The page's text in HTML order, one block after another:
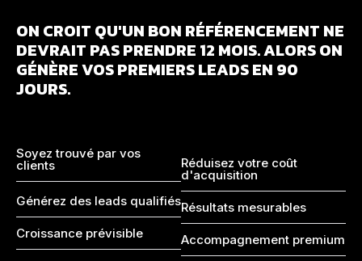
ON CROIT QU'UN BON RÉFÉRENCEMENT NE
DEVRAIT PAS PRENDRE 12 MOIS. ALORS ON
GÉNÈRE VOS PREMIERS LEADSEN 90
JOURS.
Soyez trouvé par vos
clients
Générez des leads qualifiés
Croissance prévisible
Réduisez votre coût
d'acquisition
Résultats mesurables
Accompagnement premium